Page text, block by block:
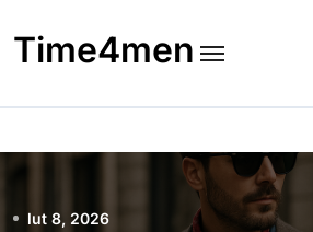
to
content
Time4men
lut 8, 2026